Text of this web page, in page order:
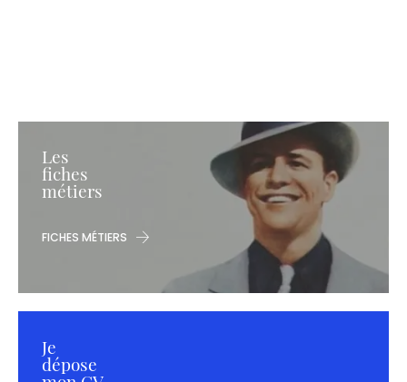
Les
fiches
métiers
FICHES MÉTIERS
Je
dépose